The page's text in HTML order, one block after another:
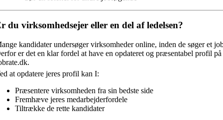
du virksomhedsejer eller en del af ledelsen?
kandidater undersøger virksomheder online, inden de søger et
er det en klar fordel at have en opdateret og præsentabel profil på
at opdatere jeres profil kan I:
Præsentere virksomheden fra sin bedste side
Fremhæve jeres medarbejderfordele
Tiltrække de rette kandidater